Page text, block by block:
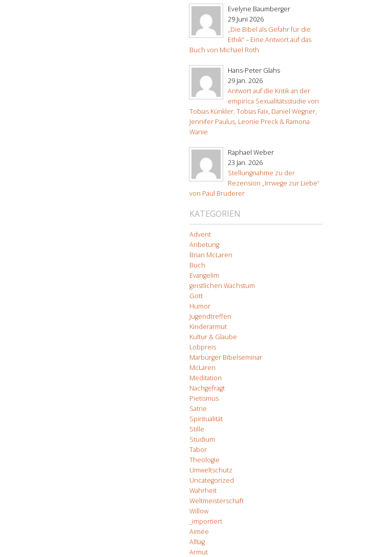
Evelyne Baumberger
29 Juni 2026
„Die Bibel als Gefahr für die
Ethik“ – Eine Antwort auf das
Buch von Michael Roth
Hans-Peter Glahs
29 Jan. 2026
Antwort auf die Kritik an der
empirica Sexualitätsstudie von
Tobias Künkler, Tobias Faix, Daniel Wegner,
Jennifer Paulus, Leonie Preck & Ramona
Wanie
Raphael Weber
23 Jan. 2026
Stellungnahme zu der
Rezension „Irrwege zur Liebe“
von Paul Bruderer
KATEGORIEN
Advent
Anbetung
Brian McLaren
Buch
Evangelim
geistlichen Wachstum
Gott
Humor
Jugendtreffen
Kinderarmut
Kultur & Glaube
Lobpreis
Marburger Bibelseminar
McLaren
Meditation
Nachgefragt
Pietismus
Satrie
Spiritualität
Stille
Studium
Tabor
Theologie
Umweltschutz
Uncategorized
Wahrheit
Weltmeisterschaft
Willow
_importiert
Aimée
Alltag
Armut